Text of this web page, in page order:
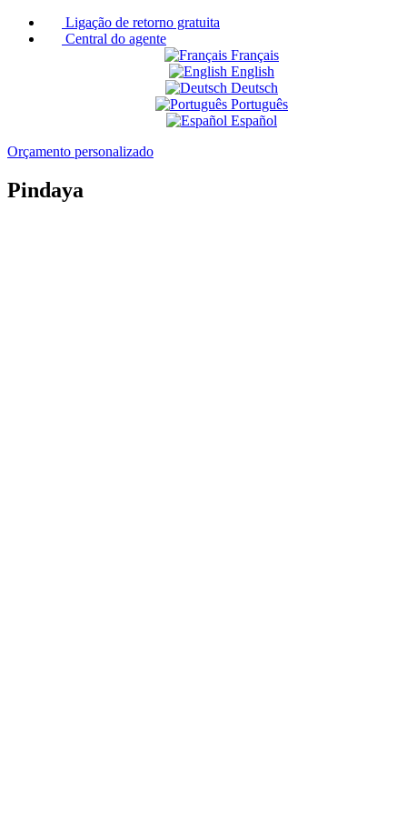
Ligação de retorno gratuita
Central do agente
Français
English
Deutsch
Português
Español
Orçamento personalizado
Pindaya